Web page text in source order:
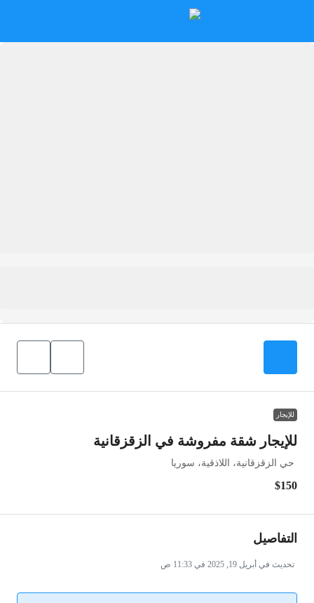
للإيجار
للإيجار شقة مفروشة في الزقزقانية
حي الزقزقانية، اللاذقية، سوريا
$150
التفاصيل
تحديث في أبريل 19, 2025 في 11:33 ص